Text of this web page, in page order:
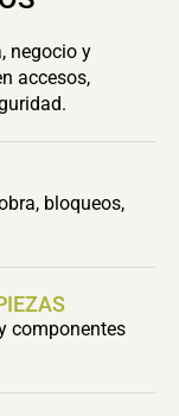
negocio y
accesos,
bloqueos,
componentes